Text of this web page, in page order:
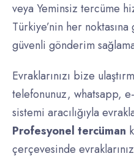
veya Yeminsiz tercüme
Türkiye’nin her
güvenli gönderim
Evraklarınızı bize
telefonunuz, whatsapp,
sistemi aracılığıyla
Profesyonel tercüman
çerçevesinde